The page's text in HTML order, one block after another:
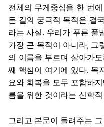
전체의 무게중심을 한 번
든 길의 궁극적 목적은 결
라는 사실. 우리가 푸른 풀
가장 큰 목적이 아니라, 그
의 이름을 부르며 살아가
째 핵심이 여기에 있다. 목
요와 회복을 모두 포함하
름을 위한 것이라는 신학
그리고 본문이 들려주는